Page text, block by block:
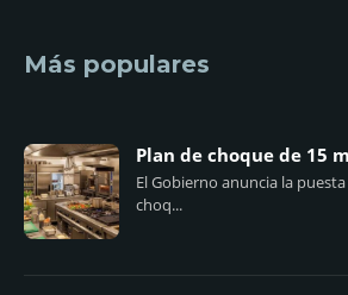
Más populares
Plan de choque de 15
El Gobierno anuncia la
choq...